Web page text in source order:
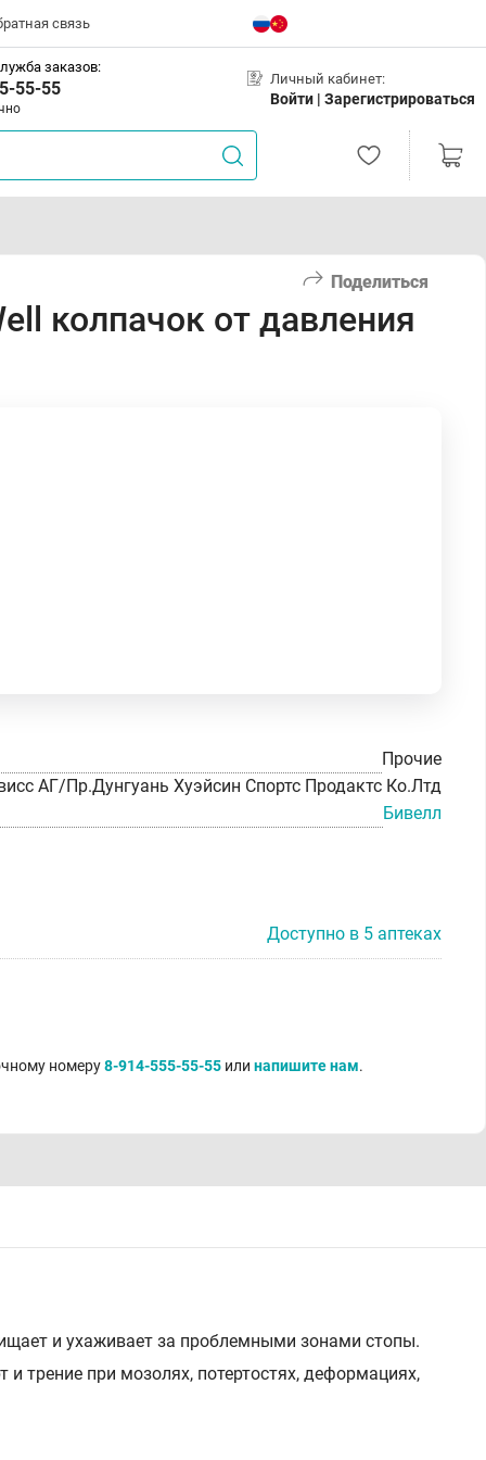
связь
заказов:
55-55 Личный кабинет:
Войти | Зарегистрироваться
Поделиться
колпачок от давления
Прочие
АГ/Пр.Дунгуань Хуэйсин Спортс Продактс Ко.Лтд
Бивелл
Доступно в 5 аптеках
номеру8-914-555-55-55 или напишите нам.
и ухаживает за проблемными зонами стопы.
трение при мозолях, потертостях, деформациях,